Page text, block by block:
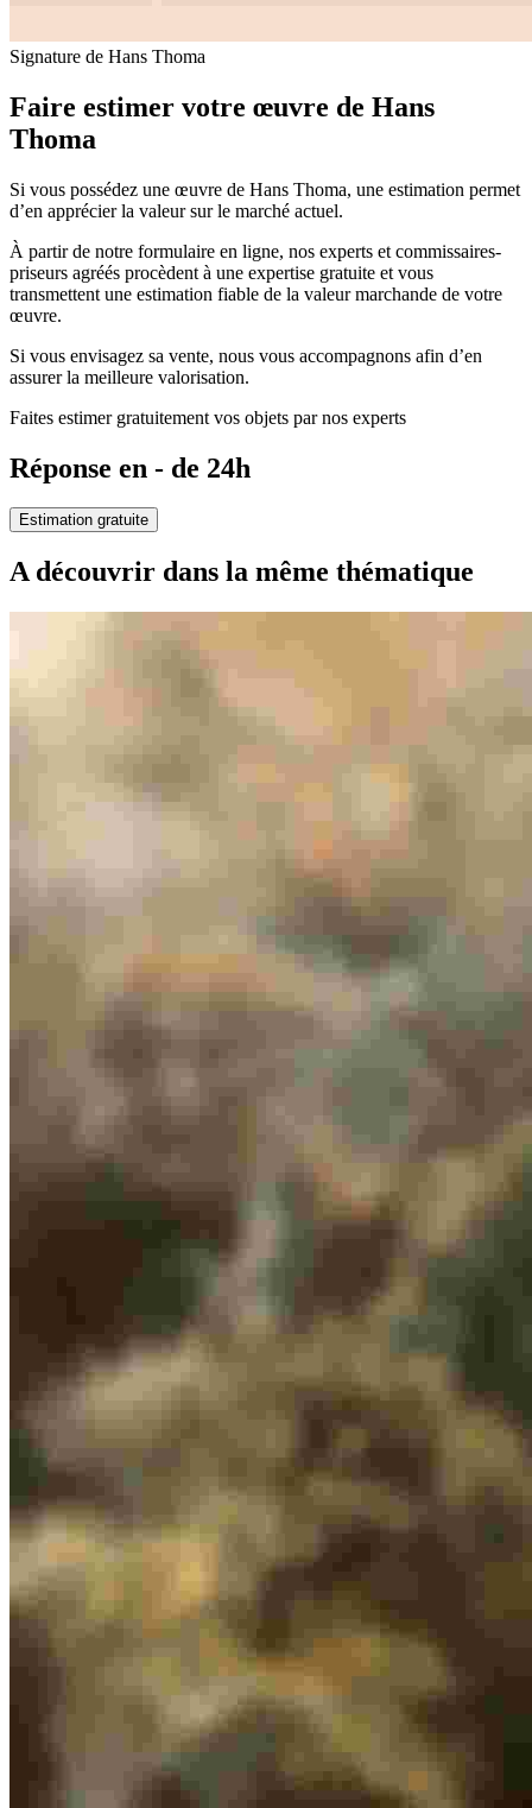
Signature de Hans Thoma
Faire estimer votre œuvre de Hans
Thoma
Si vous possédez une œuvre de Hans Thoma, une estimation permet
d’en apprécier la valeur sur le marché actuel.
À partir de notre formulaire en ligne, nos experts et commissaires-
priseurs agréés procèdent à une expertise gratuite et vous
transmettent une estimation fiable de la valeur marchande de votre
œuvre.
Si vous envisagez sa vente, nous vous accompagnons afin d’en
assurer la meilleure valorisation.
Faites estimer gratuitement vos objets par nos experts
Réponse en - de 24h
Estimation gratuite
A découvrir dans la même thématique